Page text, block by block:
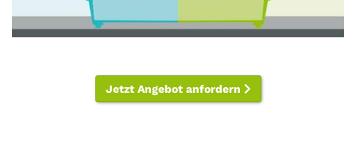
Jetzt Angebot anfordern